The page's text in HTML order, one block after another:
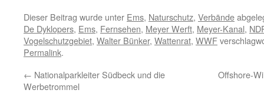
Dieser Beitrag wurde unter Ems, Naturschutz, Verbände
De Dyklopers, Ems, Fernsehen, Meyer Werft, Meyer-Kanal,
Vogelschutzgebiet, Walter Bünker, Wattenrat, WWF
Permalink.
← Nationalparkleiter Südbeck und die
Werbetrommel
Offshore-